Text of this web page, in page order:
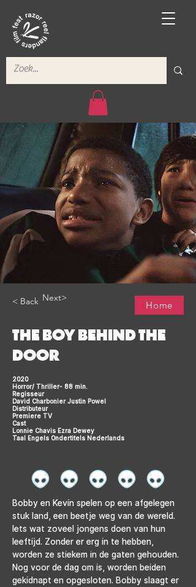
< Back Next>
Home
THE BOY BEHIND THE
DOOR
2020
Horror/ Thriller- 88 min.
Regisseur
David Charbonier Justin Powel
Distributeur
Premiere TV
Cast
Lonnie Chavis Ezra Dewey
Taal Engels Ondertitels Nederlands
Bobby en Kevin spelen op een afgelegen
stuk land, een beetje weg van de wereld.
Iets wat zoveel jongens doen van hun
leeftijd. Zonder er erg in te hebben,
worden ze stiekem in de gaten gehouden.
Nog voor de dag om is, worden beiden
gekidnapt en opgesloten. Bobby slaagt er